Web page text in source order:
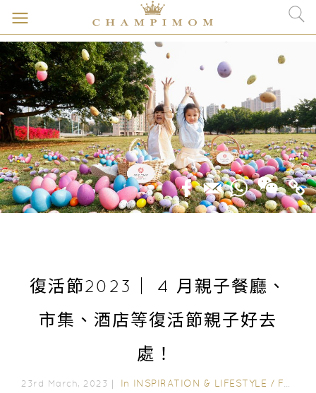
復活節2023｜ 4 月親子餐廳、
市集、酒店等復活節親子好去
處！
23rd March, 2023｜ In INSPIRATION & LIFESTYLE / FAMILY FUN